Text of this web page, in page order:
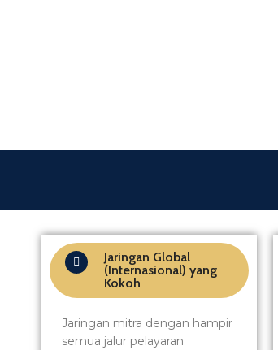
Jaringan Global
(Internasional) yang
Kokoh
Jaringan mitra dengan hampir
semua jalur pelayaran